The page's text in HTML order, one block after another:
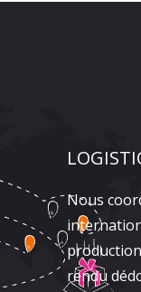
Nous
rendu